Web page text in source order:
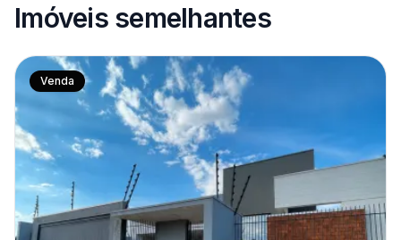
Imóveis semelhantes
Venda